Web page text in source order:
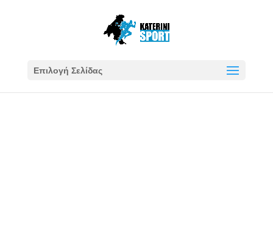
Επιλογή Σελίδας